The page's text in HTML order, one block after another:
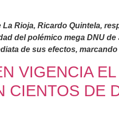
Rioja, Ricardo Quintela,
del polémico mega DNU
de sus efectos,
VIGENCIA
CIENTOS DE